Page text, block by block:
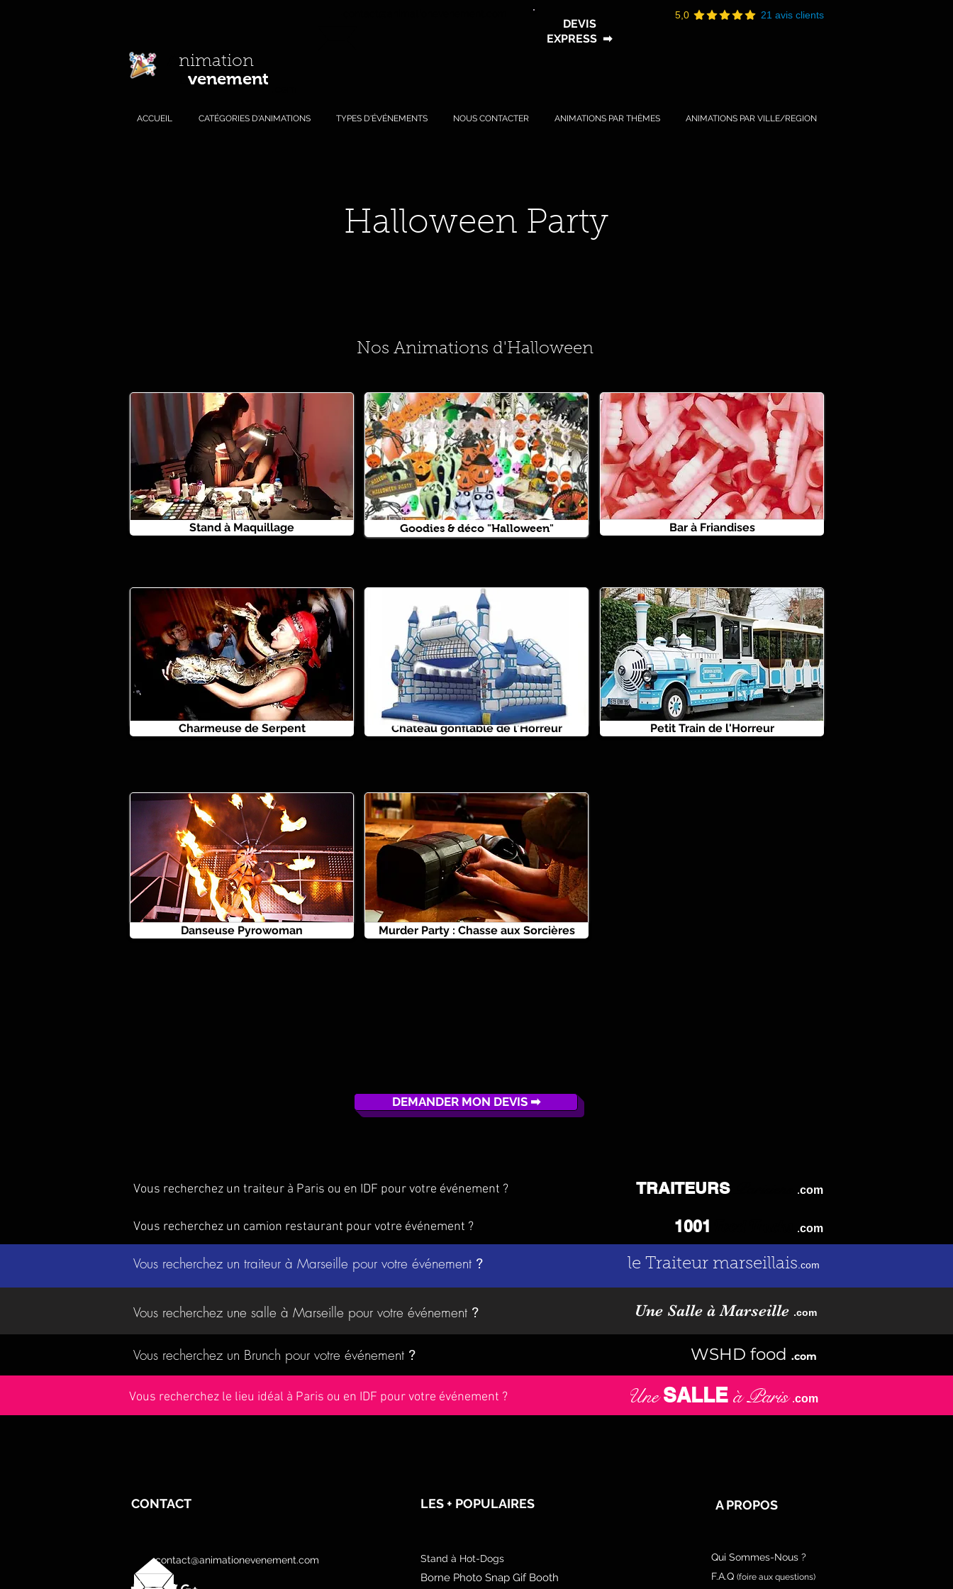
5,0 21 avis clients
nimation
venement
DEVIS
EXPRESS ➡
ACCUEIL CATÉGORIES D'ANIMATIONS TYPES D'ÉVÉNEMENTS NOUS CONTACTER ANIMATIONS PAR THÈMES ANIMATIONS PAR VILLE/REGION
Halloween Party
Nos Animations d'Halloween
Stand à Maquillage Goodies & déco "Halloween" Bar à Friandises
Charmeuse de Serpent Château gonflable de l'Horreur Petit Train de l'Horreur
Danseuse Pyrowoman Murder Party : Chasse aux Sorcières
DEMANDER MON DEVIS ➡
Vous recherchez un traiteur à Paris ou en IDF pour votre événement ? TRAITEURS .com
Vous recherchez un camion restaurant pour votre événement ? 1001 .com
Vous recherchez un traiteur à Marseille pour votre événement ? le Traiteur marseillais .com
Vous recherchez une salle à Marseille pour votre événement ? Une Salle à Marseille .com
Vous recherchez un Brunch pour votre événement ? WSHD food .com
Vous recherchez le lieu idéal à Paris ou en IDF pour votre événement ? Une SALLE à Paris .com
CONTACT
contact@animationevenement.com
LES + POPULAIRES
Stand à Hot-Dogs
Borne Photo Snap Gif Booth
A PROPOS
Qui Sommes-Nous ?
F.A.Q (foire aux questions)